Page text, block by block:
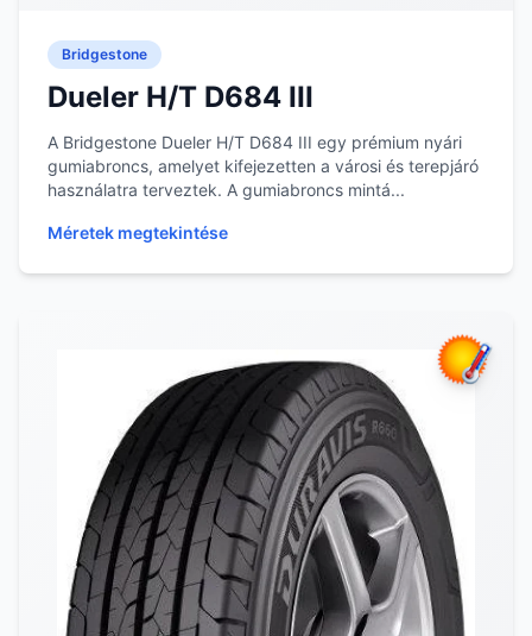
Bridgestone
Dueler H/T D684 III
A Bridgestone Dueler H/T D684 III egy prémium nyári
gumiabroncs, amelyet kifejezetten a városi és terepjáró
használatra terveztek. A gumiabroncs mintá...
Méretek megtekintése